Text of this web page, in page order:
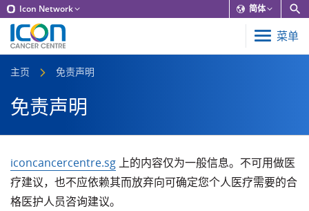
Icon Network 简体
菜单
主页 免责声明
免责声明
iconcancercentre.sg 上的内容仅为一般信息。不可用做医
疗建议，也不应依赖其而放弃向可确定您个人医疗需要的合
格医护人员咨询建议。